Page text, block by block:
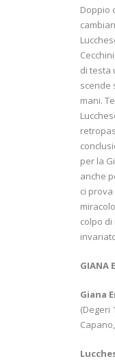
Doppio
di testa
scende
mani.
per la
anche
ci
colpo di
GIANA
Giana
(Degeri